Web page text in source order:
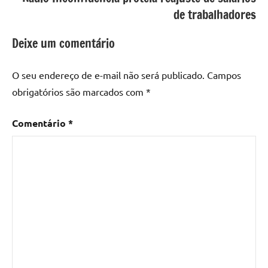
de trabalhadores
Deixe um comentário
O seu endereço de e-mail não será publicado. Campos
obrigatórios são marcados com *
Comentário *